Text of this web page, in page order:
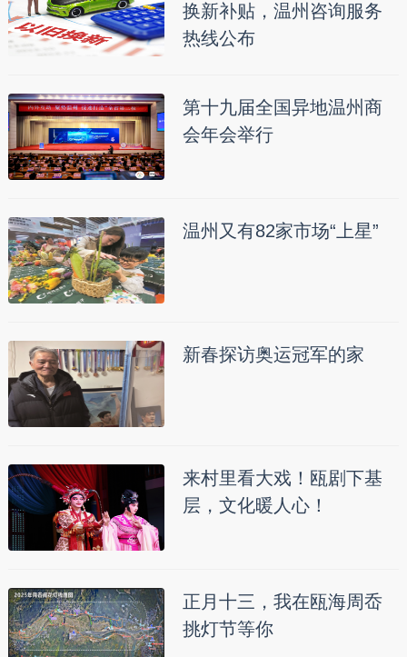
换新补贴，温州咨询服务
热线公布
第十九届全国异地温州商
会年会举行
温州又有82家市场“上星”
新春探访奥运冠军的家
来村里看大戏！瓯剧下基
层，文化暖人心！
正月十三，我在瓯海周岙
挑灯节等你